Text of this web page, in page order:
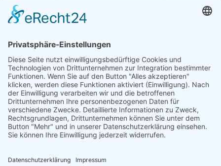
Finanzierung der
5.106 Asylanträge im April 2020
Seite 79 von 95.
Vorherige 1 .... 78 79 80 .... 95